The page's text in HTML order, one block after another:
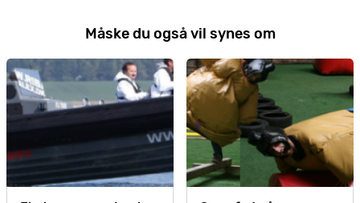
Måske du også vil synes om